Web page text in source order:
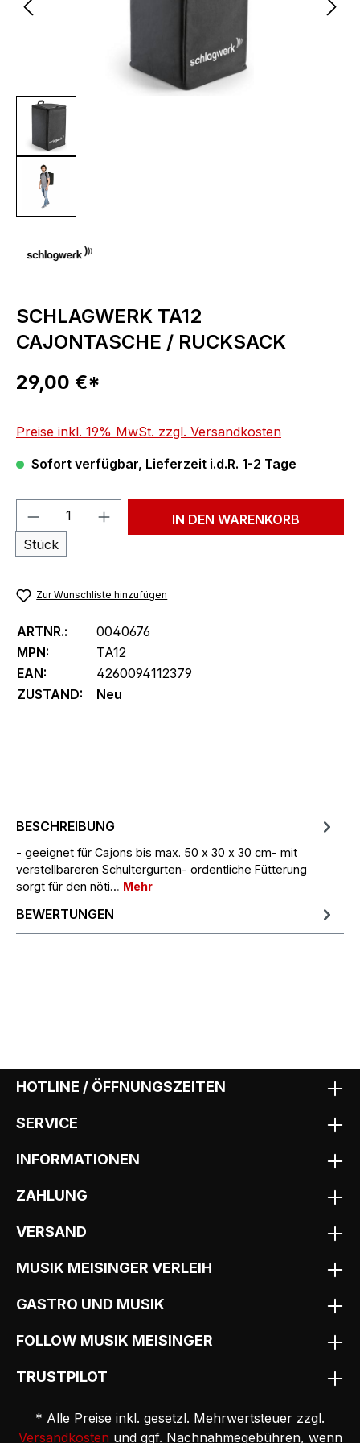
SCHLAGWERK TA12
CAJONTASCHE / RUCKSACK
Regulärer Preis:
29,00 €*
Preise inkl. 19% MwSt. zzgl. Versandkosten
Sofort verfügbar, Lieferzeit i.d.R. 1-2 Tage
Produkt Anzahl: Gib den
Stück
IN DEN WARENKORB
Zur Wunschliste hinzufügen
ARTNR.:
0040676
MPN:
TA12
EAN:
4260094112379
ZUSTAND:
Neu
BESCHREIBUNG
- geeignet für Cajons bis max. 50 x 30 x 30 cm- mit
verstellbareren Schultergurten- ordentliche Fütterung
sorgt für den nöti… Mehr
BEWERTUNGEN
HOTLINE / ÖFFNUNGSZEITEN
SERVICE
INFORMATIONEN
ZAHLUNG
VERSAND
MUSIK MEISINGER VERLEIH
GASTRO UND MUSIK
FOLLOW MUSIK MEISINGER
TRUSTPILOT
* Alle Preise inkl. gesetzl. Mehrwertsteuer zzgl.
Versandkosten und ggf. Nachnahmegebühren, wenn